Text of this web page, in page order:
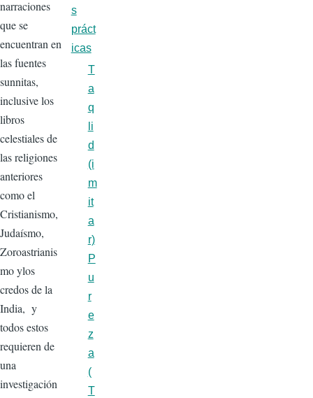
narraciones
que se
encuentran en
las fuentes
sunnitas,
inclusive los
libros
celestiales de
las religiones
anteriores
como el
Cristianismo,
Judaísmo,
Zoroastrianis
mo ylos
credos de la
India, y
todos estos
requieren de
una
investigación
s
práct
icas
T
a
q
li
d
(i
m
it
a
r)
P
u
r
e
z
a
(
T